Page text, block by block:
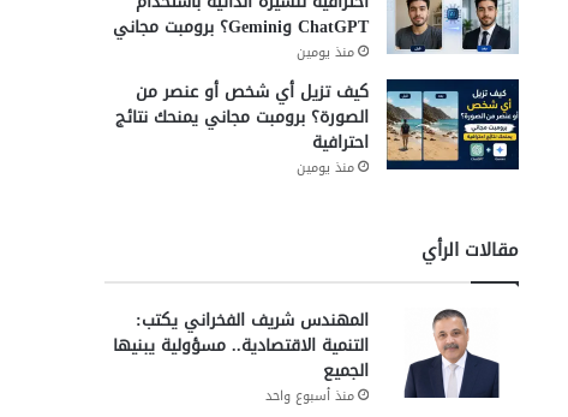
ChatGPT وGemini؟ برومبت مجاني
منذ يومين
كيف تزيل أي شخص أو عنصر من
الصورة؟ برومبت مجاني يمنحك نتائج
احترافية
منذ يومين
مقالات الرأي
المهندس شريف الفخراني يكتب:
التنمية الاقتصادية.. مسؤولية يبنيها
الجميع
منذ أسبوع واحد